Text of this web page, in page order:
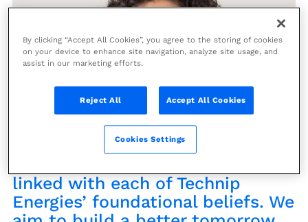
Venus Maroun-Valette
The protection of human rights is
linked with each of Technip
Energies’ foundational beliefs. We
By clicking “Accept All Cookies”, you agree to the storing of cookies
on your device to enhance site navigation, analyze site usage, and
assist in our marketing efforts.
Reject All Accept All Cookies
Cookies Settings